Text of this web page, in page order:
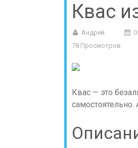
Квас
Андрей
78 Просмотров
Квас — это